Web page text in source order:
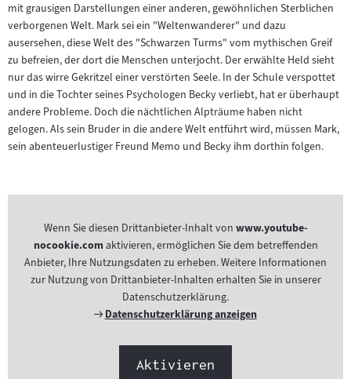
mit grausigen Darstellungen einer anderen, gewöhnlichen Sterblichen
verborgenen Welt. Mark sei ein "Weltenwanderer" und dazu
ausersehen, diese Welt des "Schwarzen Turms" vom mythischen Greif
zu befreien, der dort die Menschen unterjocht. Der erwählte Held sieht
nur das wirre Gekritzel einer verstörten Seele. In der Schule verspottet
und in die Tochter seines Psychologen Becky verliebt, hat er überhaupt
andere Probleme. Doch die nächtlichen Alpträume haben nicht
gelogen. Als sein Bruder in die andere Welt entführt wird, müssen Mark,
sein abenteuerlustiger Freund Memo und Becky ihm dorthin folgen.
Wenn Sie diesen Drittanbieter-Inhalt von www.youtube-
nocookie.comaktivieren, ermöglichen Sie dem betreffenden
Anbieter, Ihre Nutzungsdaten zu erheben. Weitere Informationen
zur Nutzung von Drittanbieter-Inhalten erhalten Sie in unserer
Datenschutzerklärung.
Externer
Datenschutzerklärung anzeigen
Aktivieren